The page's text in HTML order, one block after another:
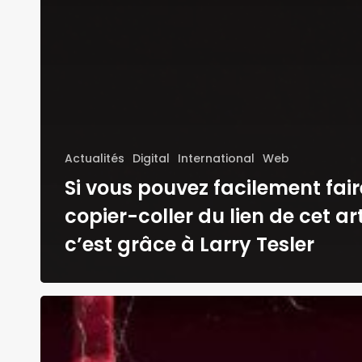
Actualités Digital International Web
Si vous pouvez facilement
copier-coller du lien de cet
c’est grâce à Larry Tesler